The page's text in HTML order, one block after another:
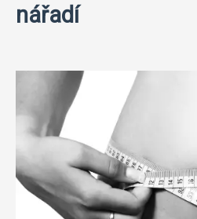
nářadí